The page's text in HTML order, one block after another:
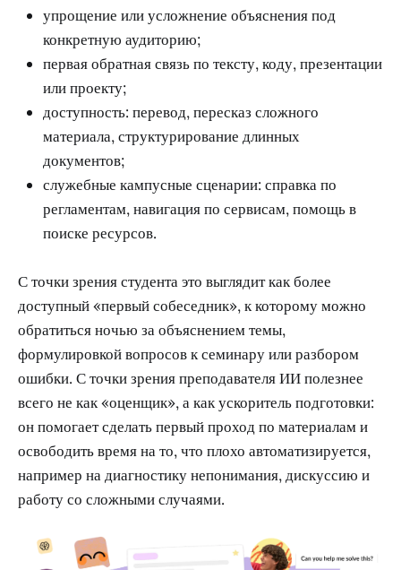
упрощение или усложнение объяснения под
конкретную аудиторию;
первая обратная связь по тексту, коду, презентации
или проекту;
доступность: перевод, пересказ сложного
материала, структурирование длинных
документов;
служебные кампусные сценарии: справка по
регламентам, навигация по сервисам, помощь в
поиске ресурсов.
С точки зрения студента это выглядит как более
доступный «первый собеседник», к которому можно
обратиться ночью за объяснением темы,
формулировкой вопросов к семинару или разбором
ошибки. С точки зрения преподавателя ИИ полезнее
всего не как «оценщик», а как ускоритель подготовки:
он помогает сделать первый проход по материалам и
освободить время на то, что плохо автоматизируется,
например на диагностику непонимания, дискуссию и
работу со сложными случаями.